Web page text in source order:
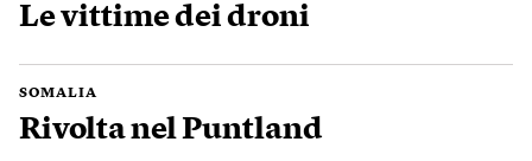
Le vittime dei droni
SOMALIA
Rivolta nel Puntland